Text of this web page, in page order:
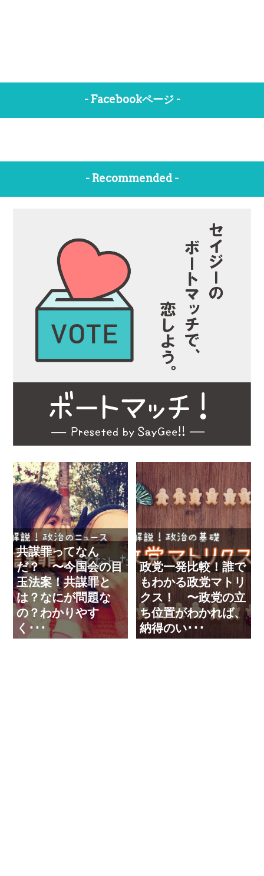
- Facebookページ -
- Recommended -
共謀罪ってなん
だ？ 〜今国会の目
玉法案！共謀罪と
は？なにが問題な
の？わかりやす
く･･･
政党一発比較！誰で
もわかる政党マトリ
クス！ 〜政党の立
ち位置がわかれば、
納得のい･･･